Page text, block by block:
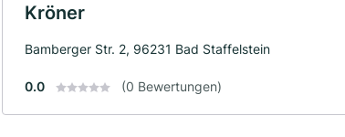
Kröner
Bamberger Str. 2, 96231 Bad Staffelstein
0.0 (0 Bewertungen)